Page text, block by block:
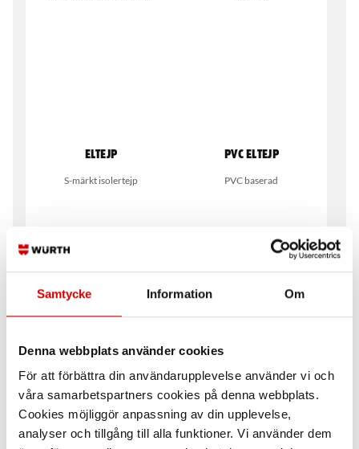
Samtycke Information Om
Denna webbplats använder cookies
För att förbättra din användarupplevelse använder vi och
våra samarbetspartners cookies på denna webbplats.
Cookies möjliggör anpassning av din upplevelse,
analyser och tillgång till alla funktioner. Vi använder dem
Eltejp
S-märkt isolertejp
PVC Eltejp
PVC baserad